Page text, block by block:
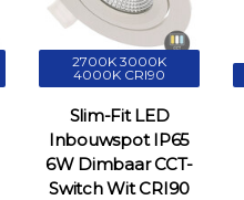
2700K 3000K
4000K CRI90
Slim-Fit LED
Inbouwspot IP65
6W Dimbaar CCT-
Switch Wit CRI90